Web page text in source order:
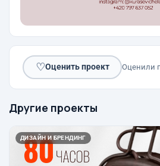
♡Оценить проект Оценили
Другие проекты
ДИЗАЙН И БРЕНДИНГ